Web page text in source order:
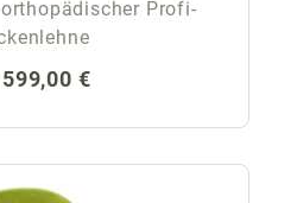
Profi-
Preis:
599,00 €